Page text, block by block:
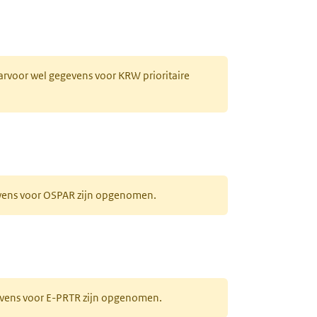
wel gegevens voor KRW prioritaire
voor OSPAR zijn opgenomen.
voor E-PRTR zijn opgenomen.